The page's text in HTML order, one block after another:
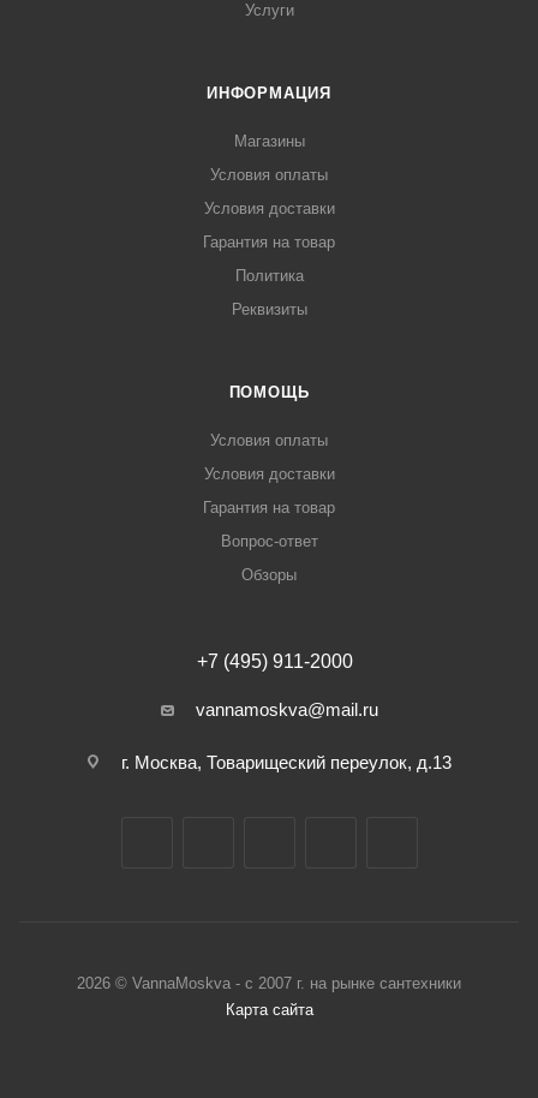
Услуги
ИНФОРМАЦИЯ
Магазины
Условия оплаты
Условия доставки
Гарантия на товар
Политика
Реквизиты
ПОМОЩЬ
Условия оплаты
Условия доставки
Гарантия на товар
Вопрос-ответ
Обзоры
+7 (495) 911-2000
vannamoskva@mail.ru
г. Москва, Товарищеский переулок, д.13
2026 © VannaMoskva - с 2007 г. на рынке сантехники
Карта сайта